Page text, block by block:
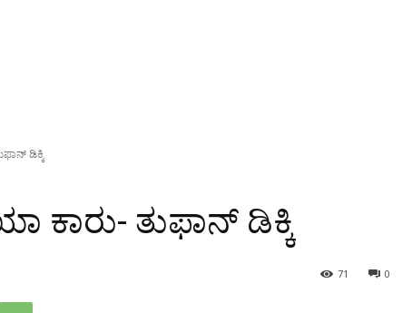
ಡಿಕ್ಕಿ
ಕಾರು- ತುಫಾನ್ ಡಿಕ್ಕಿ
0
71